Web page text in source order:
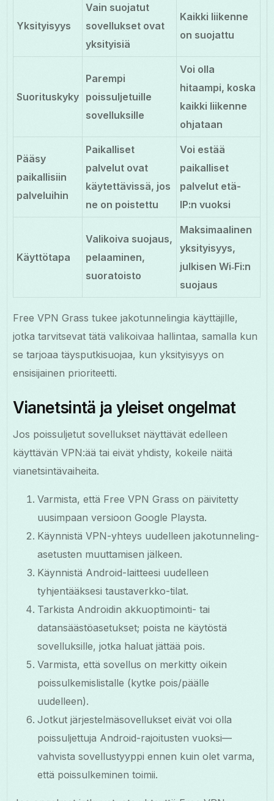
Yksityisyys
Vain suojatut
sovellukset ovat
yksityisiä
Kaikki liikenne
on suojattu
Suorituskyky
Parempi
poissuljetuille
sovelluksille
Voi olla
hitaampi, koska
kaikki liikenne
ohjataan
Pääsy
paikallisiin
palveluihin
Paikalliset
palvelut ovat
käytettävissä, jos
ne on poistettu
Voi estää
paikalliset
palvelut etä-
IP:n vuoksi
Käyttötapa
Valikoiva suojaus,
pelaaminen,
suoratoisto
Maksimaalinen
yksityisyys,
julkisen Wi‑Fi:n
suojaus
Free VPN Grass tukee jakotunnelingia käyttäjille,
jotka tarvitsevat tätä valikoivaa hallintaa, samalla kun
se tarjoaa täysputkisuojaa, kun yksityisyys on
ensisijainen prioriteetti.
Vianetsintä ja yleiset ongelmat
Jos poissuljetut sovellukset näyttävät edelleen
käyttävän VPN:ää tai eivät yhdisty, kokeile näitä
vianetsintävaiheita.
Varmista, että Free VPN Grass on päivitetty
uusimpaan versioon Google Playsta.
Käynnistä VPN-yhteys uudelleen jakotunneling-
asetusten muuttamisen jälkeen.
Käynnistä Android-laitteesi uudelleen
tyhjentääksesi taustaverkko-tilat.
Tarkista Androidin akkuoptimointi- tai
datansäästöasetukset; poista ne käytöstä
sovelluksille, jotka haluat jättää pois.
Varmista, että sovellus on merkitty oikein
poissulkemislistalle (kytke pois/päälle
uudelleen).
Jotkut järjestelmäsovellukset eivät voi olla
poissuljettuja Android-rajoitusten vuoksi—
vahvista sovellustyyppi ennen kuin olet varma,
että poissulkeminen toimii.